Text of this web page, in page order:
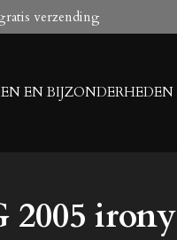
verzending
EN BIJZONDERHEDEN
2005 irony